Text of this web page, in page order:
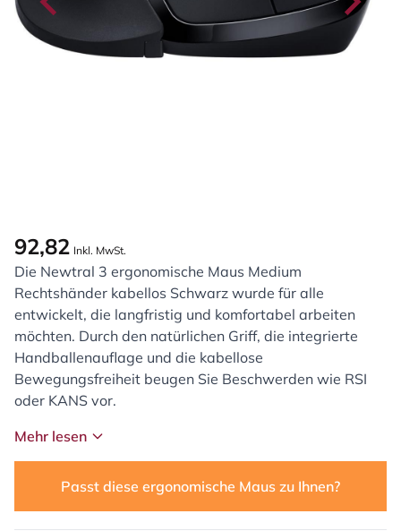
92,82 Inkl. MwSt.
Die Newtral 3 ergonomische Maus Medium
Rechtshänder kabellos Schwarz wurde für alle
entwickelt, die langfristig und komfortabel arbeiten
möchten. Durch den natürlichen Griff, die integrierte
Handballenauflage und die kabellose
Bewegungsfreiheit beugen Sie Beschwerden wie RSI
oder KANS vor.
Mehr lesen
Passt diese ergonomische Maus zu Ihnen?